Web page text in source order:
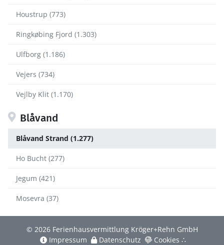
Houstrup (773)
Ringkøbing Fjord (1.303)
Ulfborg (1.186)
Vejers (734)
Vejlby Klit (1.170)
Blåvand
Blåvand Strand (1.277)
Ho Bucht (277)
Jegum (421)
Mosevra (37)
© 2026 Ferienhausvermittlung Kröger+Rehn GmbH
Impressum
Datenschutz Cookies ∴